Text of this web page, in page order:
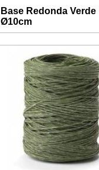
Base Redonda Verde
Ø10cm